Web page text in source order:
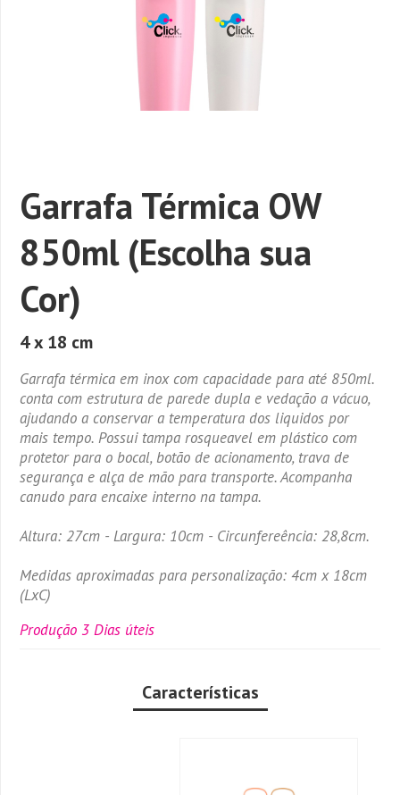
Garrafa Térmica OW
850ml (Escolha sua
Cor)
4 x 18 cm
Garrafa térmica em inox com capacidade para até 850ml.
conta com estrutura de parede dupla e vedação a vácuo,
ajudando a conservar a temperatura dos liquidos por
mais tempo. Possui tampa rosqueavel em plástico com
protetor para o bocal, botão de acionamento, trava de
segurança e alça de mão para transporte. Acompanha
canudo para encaixe interno na tampa.
Altura: 27cm - Largura: 10cm - Circunfereência: 28,8cm.
Medidas aproximadas para personalização: 4cm x 18cm
(LxC)
Produção 3 Dias úteis
Características